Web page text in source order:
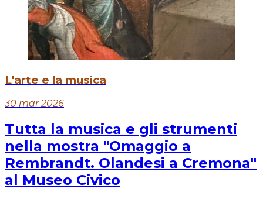
L'arte e la musica
30 mar 2026
Tutta la musica e gli strumenti
nella mostra "Omaggio a
Rembrandt. Olandesi a Cremona"
al Museo Civico